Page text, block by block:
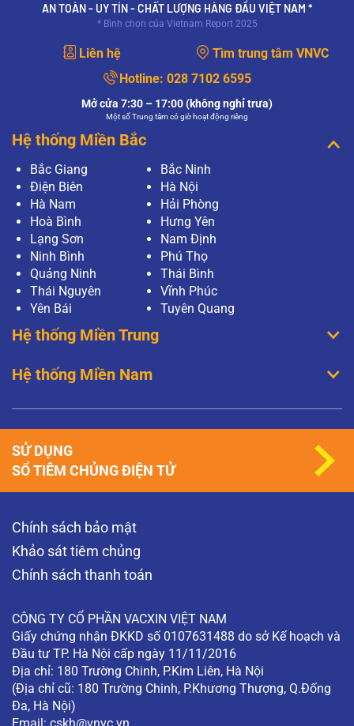
AN TOÀN - UY TÍN - CHẤT LƯỢNG HÀNG ĐẦU VIỆT NAM *
* Bình chọn của Vietnam Report 2025
Liên hệ
Tìm trung tâm VNVC
Hotline: 028 7102 6595
Mở cửa 7:30 – 17:00 (không nghỉ trưa)
Một số Trung tâm có giờ hoạt động riêng
Hệ thống Miền Bắc
Bắc Giang
Bắc Ninh
Điện Biên
Hà Nội
Hà Nam
Hải Phòng
Hoà Bình
Hưng Yên
Lạng Sơn
Nam Định
Ninh Bình
Phú Thọ
Quảng Ninh
Thái Bình
Thái Nguyên
Vĩnh Phúc
Yên Bái
Tuyên Quang
Hệ thống Miền Trung
Hệ thống Miền Nam
Chính sách bảo mật
Khảo sát tiêm chủng
Chính sách thanh toán
CÔNG TY CỔ PHẦN VACXIN VIỆT NAM
Giấy chứng nhận ĐKKD số 0107631488 do sở Kế hoạch và
Đầu tư TP. Hà Nội cấp ngày 11/11/2016
Địa chỉ: 180 Trường Chinh, P.Kim Liên, Hà Nội
(Địa chỉ cũ: 180 Trường Chinh, P.Khương Thượng, Q.Đống
Đa, Hà Nội)
SỬ DỤNG
SỔ TIÊM CHỦNG ĐIỆN TỬ